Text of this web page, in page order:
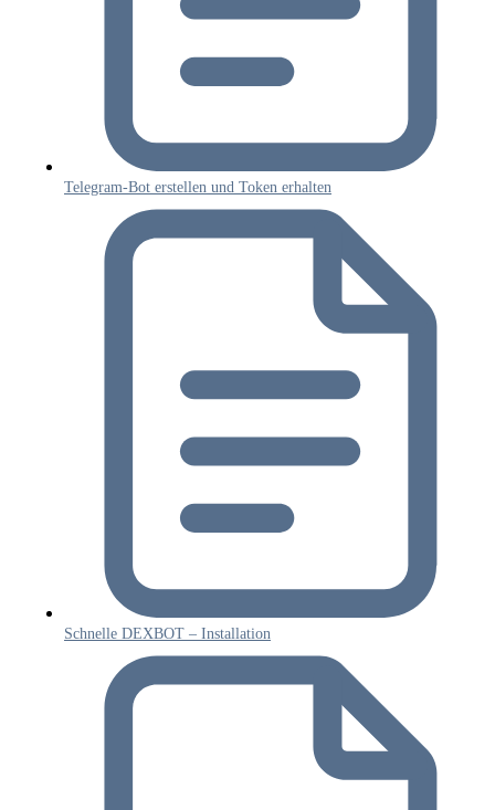
Telegram-Bot erstellen und Token erhalten
Schnelle DEXBOT – Installation